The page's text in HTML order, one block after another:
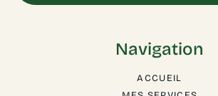
Navigation
ACCUEIL